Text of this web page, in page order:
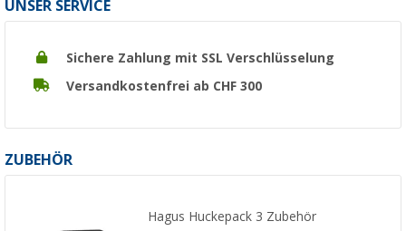
UNSER SERVICE
Sichere Zahlung mit SSL Verschlüsselung
Versandkostenfrei ab CHF 300
ZUBEHÖR
Hagus Huckepack 3 Zubehör